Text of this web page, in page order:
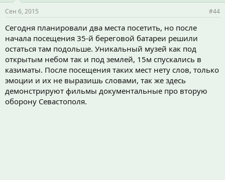
Сен 6, 2015 #44
Сегодня планировали два места посетить, но после
начала посещения 35-й береговой батареи решили
остаться там подольше. Уникальный музей как под
открытым небом так и под землей, 15м спускались в
казиматы. После посещения таких мест нету слов, только
эмоции и их не выразишь словами, так же здесь
демонстрируют фильмы документальные про вторую
оборону Севастополя.